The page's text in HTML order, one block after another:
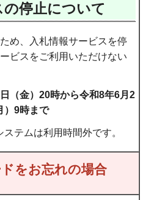
停止について
め、入札情報サービスを停
ビスをご利用いただけない
（金）20時から令和8年6月2
）9時まで
テムは利用時間外です。
をお忘れの場合